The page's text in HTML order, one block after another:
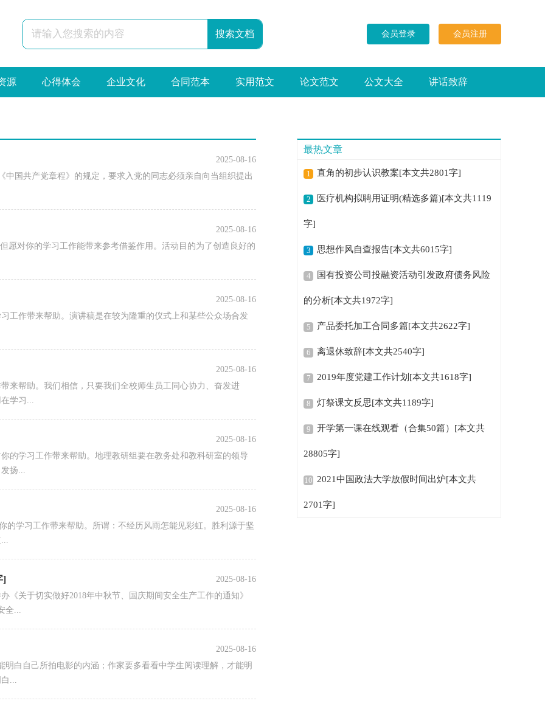
会员登录 会员注册
源 心得体会 企业文化 合同范本 实用范文 论文范文 公文大全 讲话致辞
2025-08-16
国共产党章程》的规定，要求入党的同志必须亲自向当组织提出
2025-08-16
愿对你的学习工作能带来参考借鉴作用。活动目的为了创造良好的
2025-08-16
工作带来帮助。演讲稿是在较为隆重的仪式上和某些公众场合发
2025-08-16
来帮助。我们相信，只要我们全校师生员工同心协力、奋发进
学习...
2025-08-16
的学习工作带来帮助。地理教研组要在教务处和教科研室的领导
扬...
2025-08-16
的学习工作带来帮助。所谓：不经历风雨怎能见彩虹。胜利源于坚
]
2025-08-16
关于切实做好2018年中秋节、国庆期间安全生产工作的通知》
全...
2025-08-16
白自己所拍电影的内涵；作家要多看看中学生阅读理解，才能明
...
最热文章
1 直角的初步认识教案[本文共2801字]
2 医疗机构拟聘用证明(精选多篇)[本文共1119
字]
3 思想作风自查报告[本文共6015字]
4 国有投资公司投融资活动引发政府债务风险
的分析[本文共1972字]
5 产品委托加工合同多篇[本文共2622字]
6 离退休致辞[本文共2540字]
7 2019年度党建工作计划[本文共1618字]
8 灯祭课文反思[本文共1189字]
9 开学第一课在线观看（合集50篇）[本文共
28805字]
10 2021中国政法大学放假时间出炉[本文共
2701字]